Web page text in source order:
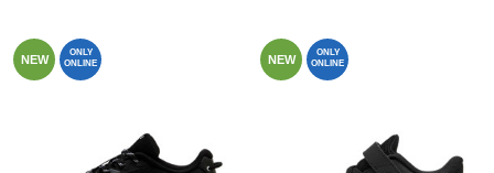
NEW
ONLY
ONLINE
NEW
ONLY
ONLINE